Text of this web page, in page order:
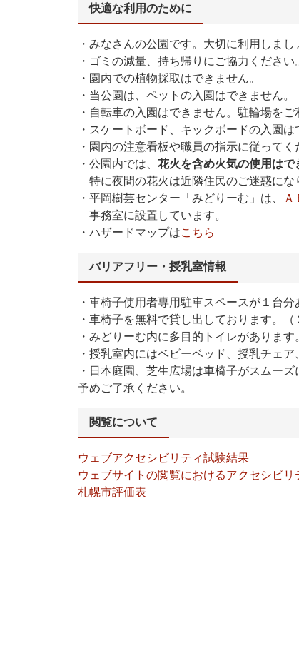
快適な利用のために
・みなさんの公園です。大切に利用しまし
・ゴミの減量、持ち帰りにご協力ください
・園内での植物採取はできません。
・当公園は、ペットの入園はできません。
・自転車の入園はできません。駐輪場をご
・スケートボード、キックボードの入園は
・園内の注意看板や職員の指示に従ってく
・公園内では、 花火を含め火気の使用はで
特に夜間の花火は近隣住民のご迷惑にな
・平岡樹芸センター「みどりーむ」は、
Ａ
事務室に設置しています。
・ハザードマップはこちら
バリアフリー・授乳室情報
・車椅子使用者専用駐車スペースが１台分
・車椅子を無料で貸し出しております。（
・みどりーむ内に多目的トイレがあります
・授乳室内にはベビーベッド、授乳チェア
・日本庭園、芝生広場は車椅子がスムー
予めご了承ください。
閲覧について
ウェブアクセシビリティ試験結果
ウェブサイトの閲覧におけるアクセシビリ
札幌市評価表